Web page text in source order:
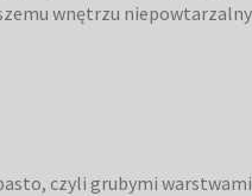
wnętrzu
czyli grubymi